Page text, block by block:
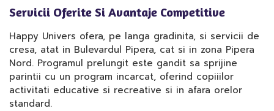
Servicii Oferite Si Avantaje Competitive
Happy Univers ofera, pe langa gradinita, si servicii de
cresa, atat in Bulevardul Pipera, cat si in zona Pipera
Nord. Programul prelungit este gandit sa sprijine
parintii cu un program incarcat, oferind copiiilor
activitati educative si recreative si in afara orelor
standard.